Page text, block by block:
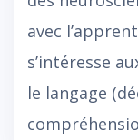
avec
s’intéresse
le langage